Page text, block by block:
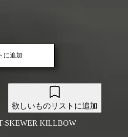
に追加
欲しいものリストに追加
SKEWER KILLBOW